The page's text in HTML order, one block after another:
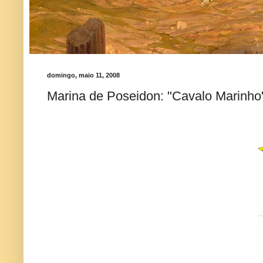
domingo, maio 11, 2008
Marina de Poseidon: "Cavalo